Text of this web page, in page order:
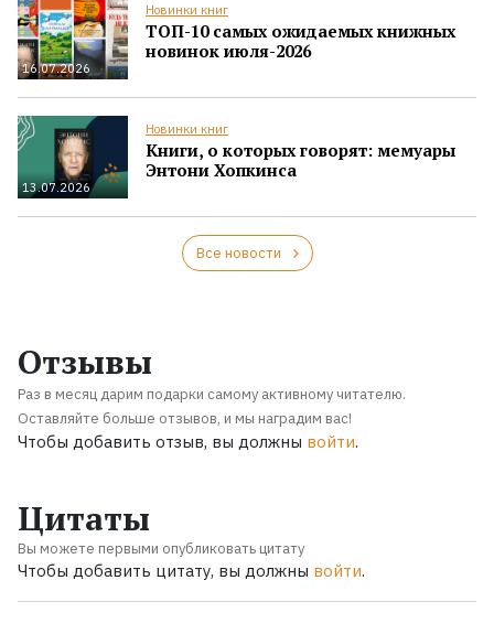
16.07.2026
Новинки книг
ТОП-10 самых ожидаемых книжных
новинок июля-2026
13.07.2026
Новинки книг
Книги, о которых говорят: мемуары
Энтони Хопкинса
Все новости
Отзывы
Раз в месяц дарим подарки самому активному читателю.
Оставляйте больше отзывов, и мы наградим вас!
Чтобы добавить отзыв, вы должны войти.
Цитаты
Вы можете первыми опубликовать цитату
Чтобы добавить цитату, вы должны войти.